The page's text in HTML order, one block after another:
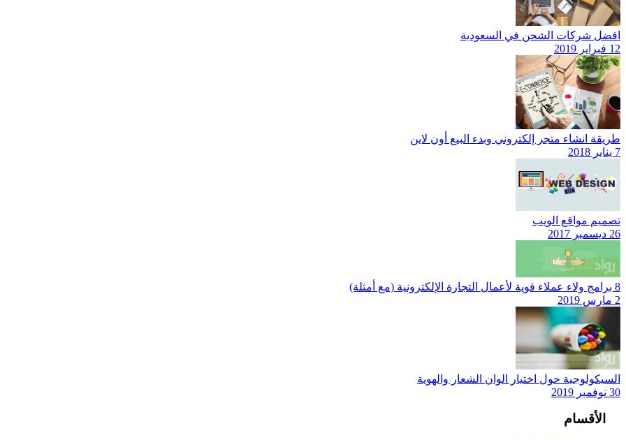
افضل شركات الشحن في السعودية
12 فبراير 2019
طريقة انشاء متجر إلكتروني وبدء البيع أون لاين
7 يناير 2018
تصميم مواقع الويب
26 ديسمبر 2017
8 برامج ولاء عملاء قوية لأعمال التجارة الإلكترونية (مع أمثلة)
2 مارس 2019
السيكولوجية حول اختيار الوان الشعار والهوية
30 نوفمبر 2019
الأقسام